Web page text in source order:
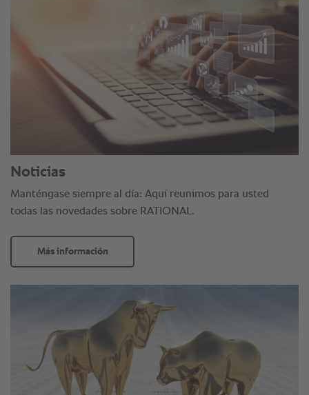
Noticias
Manténgase siempre al día: Aquí reunimos para usted
todas las novedades sobre RATIONAL.
Más información